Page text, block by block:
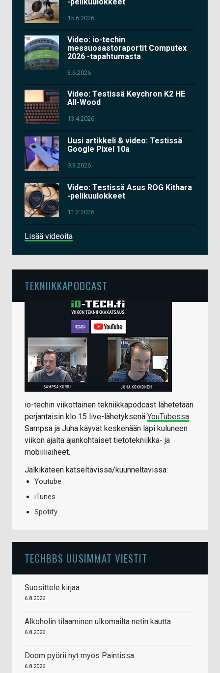
15.6.2026
Video: io-techin
messuosastoraportit Computex
2026 -tapahtumasta
3.6.2026
Video: Testissä Keychron K2 HE
All-Wood
13.4.2026
Uusi artikkeli & video: Testissä
Google Pixel 10a
9.3.2026
Video: Testissä Asus ROG Kithara
-pelikuulokkeet
11.2.2026
Lisää videoita
TEKNIIKKAPODCAST
io-techin viikottainen tekniikkapodcast lähetetään
perjantaisin klo 15 live-lähetyksenä YouTubessa.
Sampsa ja Juha käyvät keskenään läpi kuluneen
viikon ajalta ajankohtaiset tietotekniikka- ja
mobiiliaiheet.
Jälkikäteen katseltavissa/kuunneltavissa:
Youtube
iTunes
Spotify
TECHBBS UUSIMMAT VIESTIT
Suosittele kirjaa
6.8.2026
Alkoholin tilaaminen ulkomailta netin kautta
6.8.2026
Doom pyörii nyt myös Paintissa
6.8.2026